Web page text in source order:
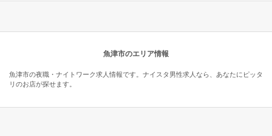
魚津市のエリア情報
魚津市の夜職・ナイトワーク求人情報です。ナイスタ男性求人なら、あなたにピッタ
リのお店が探せます。